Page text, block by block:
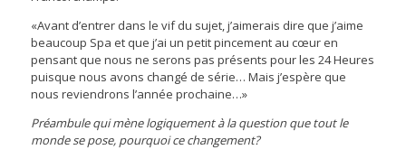
«Avant d’entrer dans le vif du sujet, j’aimerais dire que j’aime
beaucoup Spa et que j’ai un petit pincement au cœur en
pensant que nous ne serons pas présents pour les 24 Heures
puisque nous avons changé de série… Mais j’espère que
nous reviendrons l’année prochaine…»
Préambule qui mène logiquement à la question que tout le
monde se pose, pourquoi ce changement?